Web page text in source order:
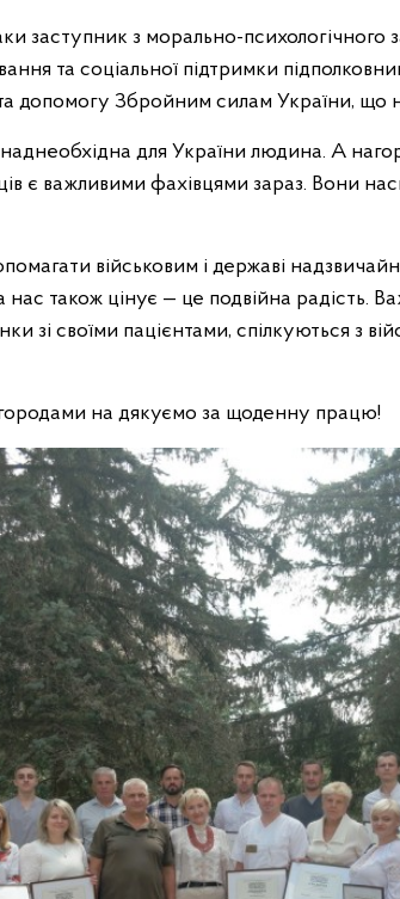
заступник з морально-психологічного
та соціальної підтримки
допомогу Збройним силам України,
для України людина. А
є важливими фахівцями зараз. Вони
військовим і державі
також цінує — це подвійна радість.
зі своїми пацієнтами, спілкуються з
на дякуємо за щоденну працю!